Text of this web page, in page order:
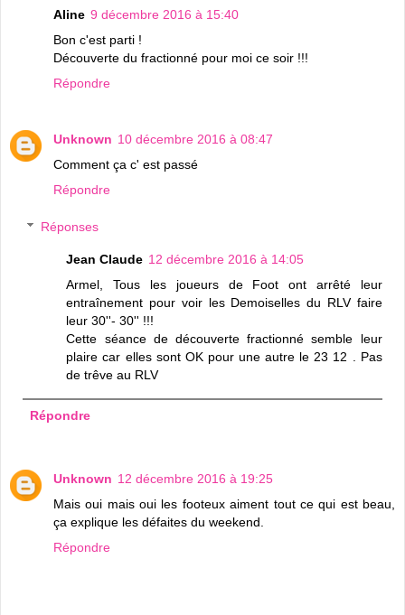
Aline 9 décembre 2016 à 15:40
Bon c'est parti !
Découverte du fractionné pour moi ce soir !!!
Répondre
Unknown 10 décembre 2016 à 08:47
Comment ça c' est passé
Répondre
Réponses
Jean Claude 12 décembre 2016 à 14:05
Armel, Tous les joueurs de Foot ont arrêté leur
entraînement pour voir les Demoiselles du RLV faire
leur 30''- 30'' !!!
Cette séance de découverte fractionné semble leur
plaire car elles sont OK pour une autre le 23 12 . Pas
de trêve au RLV
Répondre
Unknown 12 décembre 2016 à 19:25
Mais oui mais oui les footeux aiment tout ce qui est beau,
ça explique les défaites du weekend.
Répondre